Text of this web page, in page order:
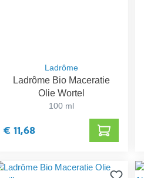
Ladrôme
Ladrôme Bio Maceratie
Olie Wortel
100 ml
€ 11,68